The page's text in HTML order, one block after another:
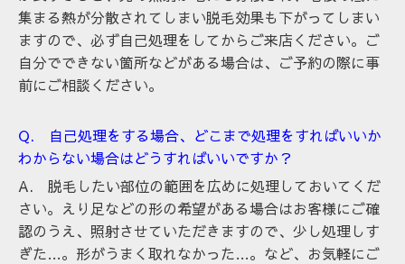
集まる熱が分散されてしまい脱毛効果も下がってしまい
ますので、必ず自己処理をしてからご来店ください。ご
自分でできない箇所などがある場合は、ご予約の際に事
前にご相談ください。
Q. 自己処理をする場合、どこまで処理をすればいいか
わからない場合はどうすればいいですか？
A. 脱毛したい部位の範囲を広めに処理しておいてくだ
さい。えり足などの形の希望がある場合はお客様にご確
認のうえ、照射させていただきますので、少し処理しす
ぎた…。形がうまく取れなかった…。など、お気軽にご